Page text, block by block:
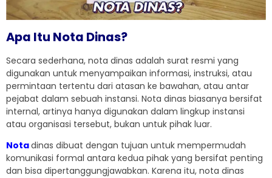
Apa Itu Nota Dinas?
Secara sederhana, nota dinas adalah surat resmi yang
digunakan untuk menyampaikan informasi, instruksi, atau
permintaan tertentu dari atasan ke bawahan, atau antar
pejabat dalam sebuah instansi. Nota dinas biasanya bersifat
internal, artinya hanya digunakan dalam lingkup instansi
atau organisasi tersebut, bukan untuk pihak luar.
Notadinas dibuat dengan tujuan untuk mempermudah
komunikasi formal antara kedua pihak yang bersifat penting
dan bisa dipertanggungjawabkan. Karena itu, nota dinas